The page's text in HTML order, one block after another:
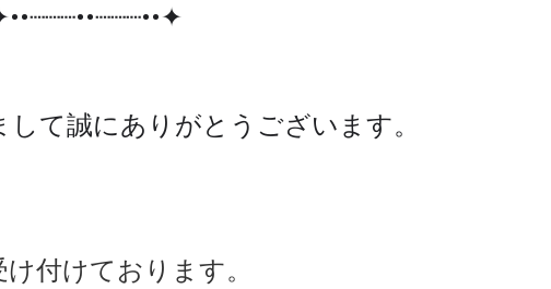
て誠にありがとうございます。
付けております。